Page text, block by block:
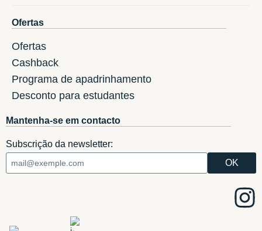
Ofertas
Ofertas
Cashback
Programa de apadrinhamento
Desconto para estudantes
Mantenha-se em contacto
Subscrição da newsletter: